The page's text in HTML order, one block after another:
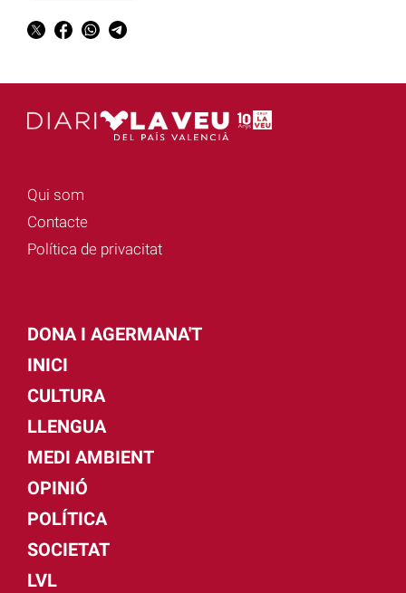
Qui som
Contacte
Política de privacitat
DONA I AGERMANA'T
INICI
CULTURA
LLENGUA
MEDI AMBIENT
OPINIÓ
POLÍTICA
SOCIETAT
LVL